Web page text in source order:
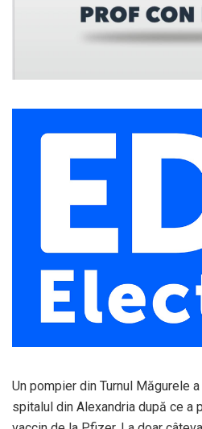
Un pompier din Turnul Măgurele
spitalul din Alexandria după ce a